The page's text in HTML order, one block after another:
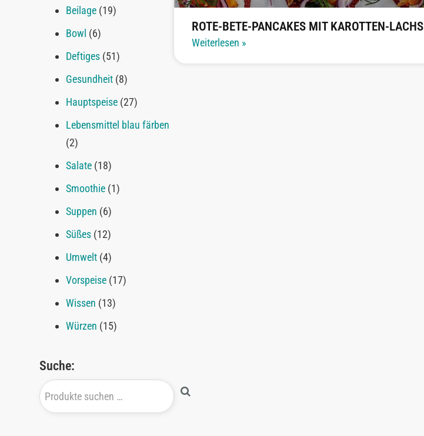
Beilage (19)
Bowl (6)
Deftiges (51)
Gesundheit (8)
Hauptspeise (27)
Lebensmittel blau färben
(2)
Salate (18)
Smoothie (1)
Suppen (6)
Süßes (12)
Umwelt (4)
Vorspeise (17)
Wissen (13)
Würzen (15)
Suche:
ROTE-BETE-PANCAKES MIT KAROTTEN-LACHS
Weiterlesen »